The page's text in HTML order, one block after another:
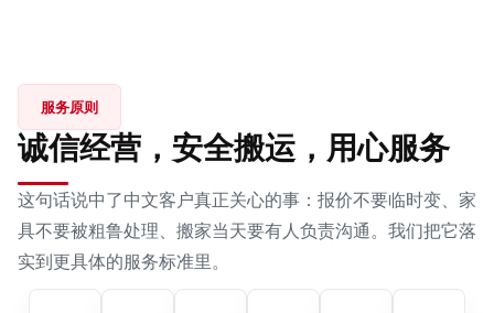
服务原则
诚信经营，安全搬运，用心服务
这句话说中了中文客户真正关心的事：报价不要临时变、家
具不要被粗鲁处理、搬家当天要有人负责沟通。我们把它落
实到更具体的服务标准里。